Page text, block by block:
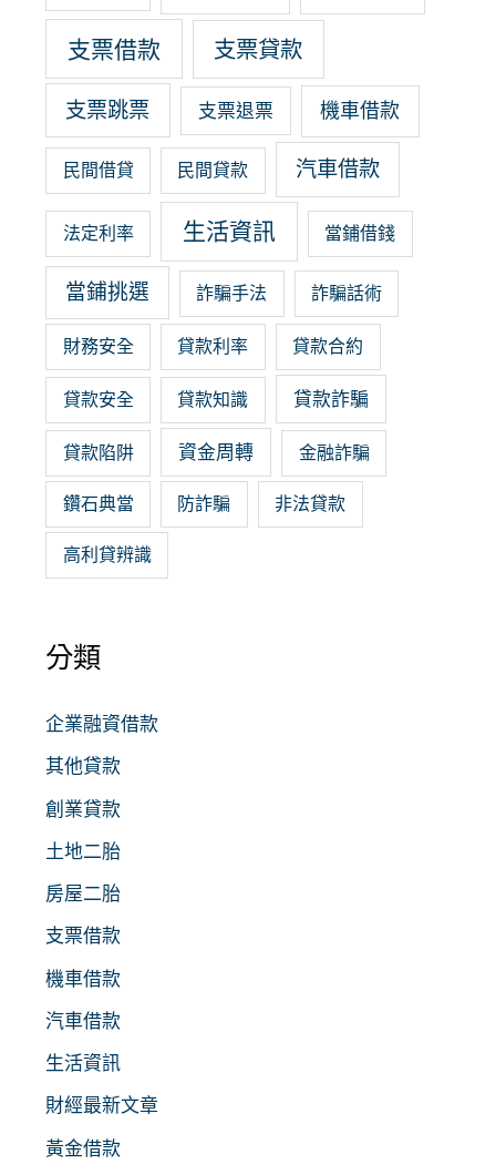
支票借款 支票貸款
支票跳票 支票退票 機車借款
民間借貸 民間貸款 汽車借款
法定利率 生活資訊 當鋪借錢
當鋪挑選 詐騙手法 詐騙話術
財務安全 貸款利率 貸款合約
貸款安全 貸款知識 貸款詐騙
貸款陷阱 資金周轉 金融詐騙
鑽石典當 防詐騙 非法貸款
高利貸辨識
分類
企業融資借款
其他貸款
創業貸款
土地二胎
房屋二胎
支票借款
機車借款
汽車借款
生活資訊
財經最新文章
黃金借款